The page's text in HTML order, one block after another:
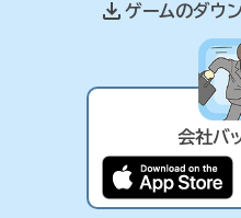
ゲームのダウ
会社バ